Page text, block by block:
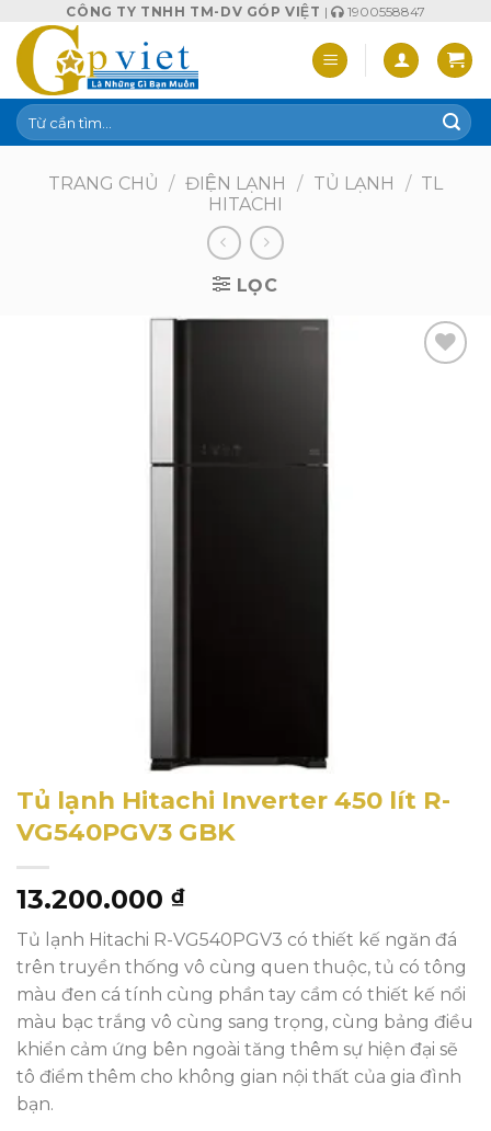
content
CÔNG TY TNHH TM-DV GÓP VIỆT | 1900558847
Tìm
kiếm:
TRANG CHỦ / ĐIỆN LẠNH / TỦ LẠNH / TL
HITACHI
LỌC
Tủ lạnh Hitachi Inverter 450 lít R-
VG540PGV3 GBK
13.200.000 ₫
Tủ lạnh Hitachi R-VG540PGV3 có thiết kế ngăn đá
trên truyền thống vô cùng quen thuộc, tủ có tông
màu đen cá tính cùng phần tay cầm có thiết kế nổi
màu bạc trắng vô cùng sang trọng, cùng bảng điều
khiển cảm ứng bên ngoài tăng thêm sự hiện đại sẽ
tô điểm thêm cho không gian nội thất của gia đình
bạn.